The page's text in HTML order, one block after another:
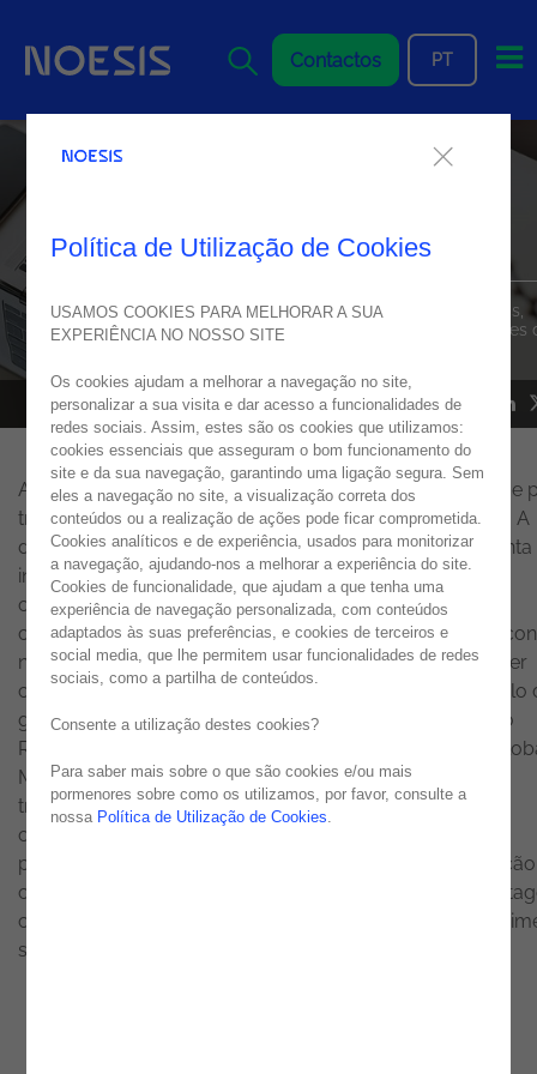
Contactos
PT
NOESIS IN MEDIA 04 setembro 2025
Liderança à Distância: os
globais
Descubra como a liderança com propósito pode unir pessoas,
potenciar resultados e transformar desafios em oportunidades
A liderança à distância, impulsionada pela globalização e
trabalho remoto, exige novas competências renovadas. A
diversidade cultural enriquece as organizações e fomenta
inovação, mas só produz resultados quando os líderes
conseguem alinhar objetivos, promover flexibilidade e
comunicar de forma clara e empática. Liderar significa
nas equipas, delegar com responsabilidade e reconhecer
conquistas, substituindo o microcontrolo por um modelo
governance sólido e transparente. Como afirma Ricardo
Rocha, Managing Director - North America & Head of
Marketing, o middle-management é essencial para
transformar a estratégia em ação concreta, garantindo
coesão e antecipando conflitos. Uma liderança com
propósito, baseada em confiança, estrutura e
consegue transformar a diversidade cultural numa
competitiva, potenciando inovação, criatividade e
sustentável.
Política de Utilização de Cookies
USAMOS COOKIES PARA MELHORAR A SUA
EXPERIÊNCIA NO NOSSO SITE
Os cookies ajudam a melhorar a navegação no site,
personalizar a sua visita e dar acesso a funcionalidades de
redes sociais. Assim, estes são os cookies que utilizamos:
cookies essenciais que asseguram o bom funcionamento do
site e da sua navegação, garantindo uma ligação segura. Sem
eles a navegação no site, a visualização correta dos
conteúdos ou a realização de ações pode ficar comprometida.
Cookies analíticos e de experiência, usados para monitorizar
a navegação, ajudando-nos a melhorar a experiência do site.
Cookies de funcionalidade, que ajudam a que tenha uma
experiência de navegação personalizada, com conteúdos
adaptados às suas preferências, e cookies de terceiros e
social media, que lhe permitem usar funcionalidades de redes
sociais, como a partilha de conteúdos.
Consente a utilização destes cookies?
Para saber mais sobre o que são cookies e/ou mais
pormenores sobre como os utilizamos, por favor, consulte a
nossa Política de Utilização de Cookies.